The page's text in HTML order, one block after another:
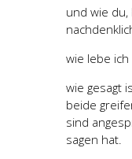
und wie du,
wie lebe
wie gesagt
beide
sind
sagen hat.